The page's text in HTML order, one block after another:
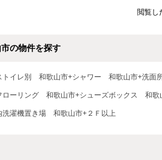
閲覧し
の物件を探す
イレ別 和歌山市+シャワー 和歌山市+洗面
ローリング 和歌山市+シューズボックス 和歌
洗濯機置き場 和歌山市+２Ｆ以上